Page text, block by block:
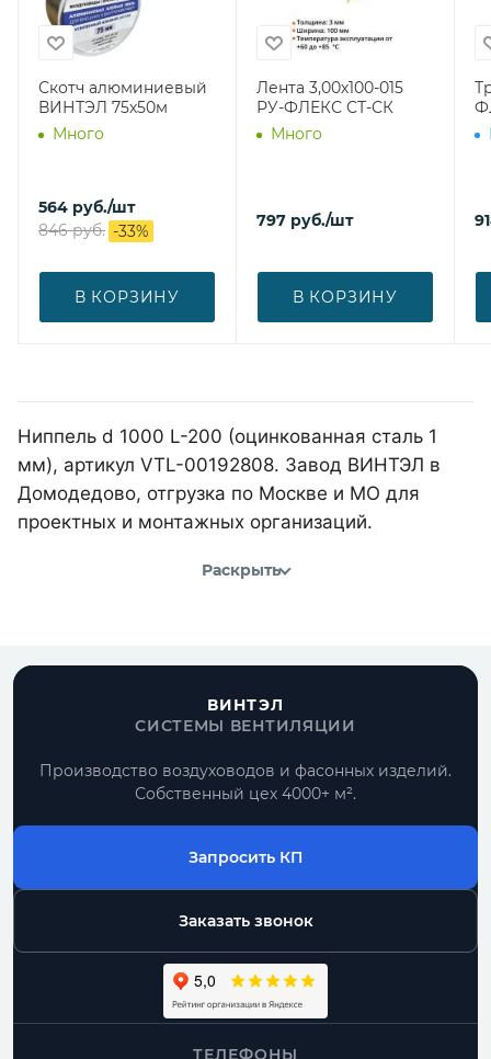
Скотч алюминиевый
ВИНТЭЛ 75х50м
Много
564 руб./шт
846руб. -33%
В КОРЗИНУ
Лента 3,00х100-015
РУ-ФЛЕКС СТ-СК
Много
797 руб./шт
В КОРЗИНУ
Ниппель d 1000 L-200 (оцинкованная сталь 1
мм), артикул VTL-00192808. Завод ВИНТЭЛ в
Домодедово, отгрузка по Москве и МО для
проектных и монтажных организаций.
Раскрыть
ВИНТЭЛ
СИСТЕМЫ ВЕНТИЛЯЦИИ
Производство воздуховодов и фасонных изделий.
Собственный цех 4000+ м².
Запросить КП
Заказать звонок
ТЕЛЕФОНЫ